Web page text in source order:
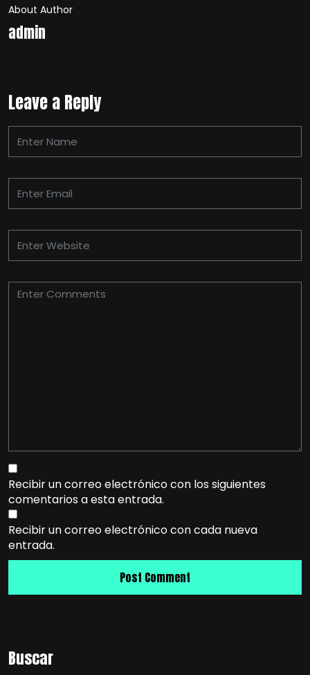
About Author
admin
Leave a Reply
Recibir un correo electrónico con los siguientes
comentarios a esta entrada.
Recibir un correo electrónico con cada nueva
entrada.
Buscar